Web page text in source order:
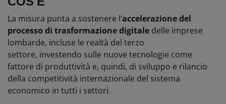
La misura punta a sostenere l’accelerazione del
processo di trasformazione digitale delle imprese
lombarde, incluse le realtà del terzo
settore, investendo sulle nuove tecnologie come
fattore di produttività e, quindi, di sviluppo e rilancio
della competitività internazionale del sistema
economico in tutti i settori.